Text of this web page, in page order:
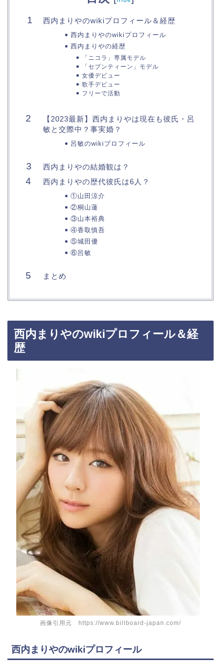
西内まりやのwikiプロフィール＆経歴
西内まりやのwikiプロフィール
西内まりやの経歴
「ニコラ」専属モデル
「セブンティーン」モデル
女優デビュー
歌手デビュー
フリーで活動
【2023最新】西内まりやは現在も彼氏・呂
敏と交際中？事実婚？
呂敏のwikiプロフィール
西内まりやの結婚観は？
西内まりやの歴代彼氏は6人？
①山田涼介
②桐山蓮
③山本裕典
④香取慎吾
⑤城田優
⑥呂敏
まとめ
西内まりやのwikiプロフィール＆経
歴
画像引用元 https://www.billboard-japan.com/
西内まりやのwikiプロフィール